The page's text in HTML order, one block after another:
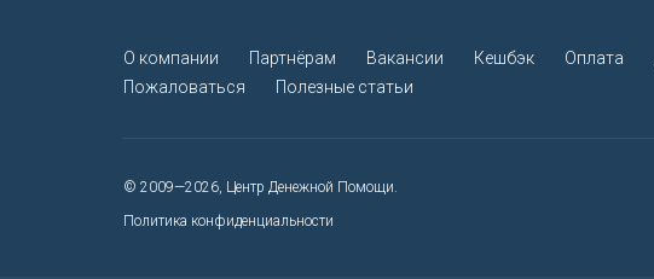
О компании Партнёрам Вакансии Кешбэк Оплата
Пожаловаться
Полезные статьи
© 2009—2026, Центр Денежной Помощи.
Политика конфиденциальности